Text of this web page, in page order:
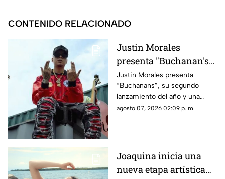
CONTENIDO RELACIONADO
Justin Morales
presenta "Buchanan's",
el corrido que sus fans
esperaban desde hace
dos años
Justin Morales presenta
“Buchanans”, su segundo
lanzamiento del año y una
composición de su autoría que
el artista compartió un primer
adelanto en redes sociales.
agosto 07, 2026 02:09 p. m.
Joaquina inicia una
nueva etapa artística